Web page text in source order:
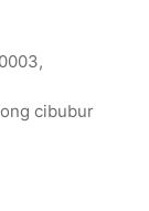
,
cibubur